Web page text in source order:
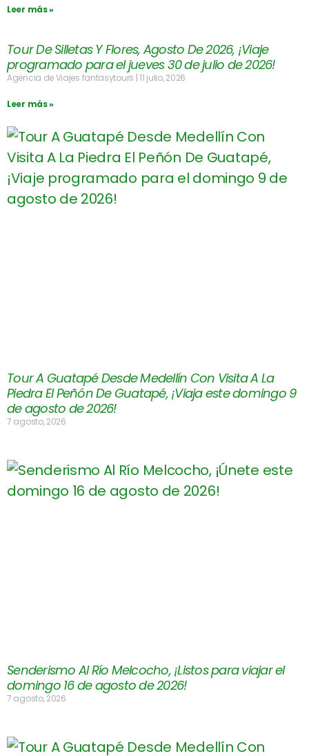
Leer más »
Tour De Silletas Y Flores, Agosto De 2026, ¡Viaje
programado para el jueves 30 de julio de 2026!
Agencia de Viajes fantasytours 11 julio, 2026
Leer más »
Tour A Guatapé Desde Medellín Con Visita A La
Piedra El Peñón De Guatapé, ¡Viaja este domingo 9
de agosto de 2026!
7 agosto, 2026
Senderismo Al Río Melcocho, ¡Listos para viajar el
domingo 16 de agosto de 2026!
7 agosto, 2026